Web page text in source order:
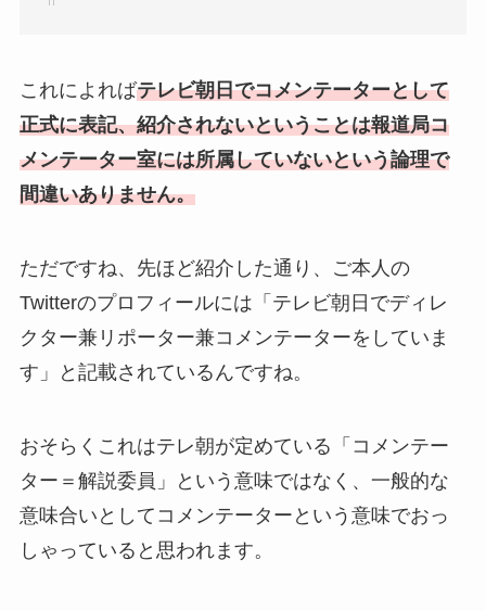
これによればテレビ朝日でコメンテーターとして
正式に表記、紹介されないということは報道局コ
メンテーター室には所属していないという論理で
間違いありません。
ただですね、先ほど紹介した通り、ご本人の
Twitterのプロフィールには「テレビ朝日でディレ
クター兼リポーター兼コメンテーターをしていま
す」と記載されているんですね。
おそらくこれはテレ朝が定めている「コメンテー
ター＝解説委員」という意味ではなく、一般的な
意味合いとしてコメンテーターという意味でおっ
しゃっていると思われます。